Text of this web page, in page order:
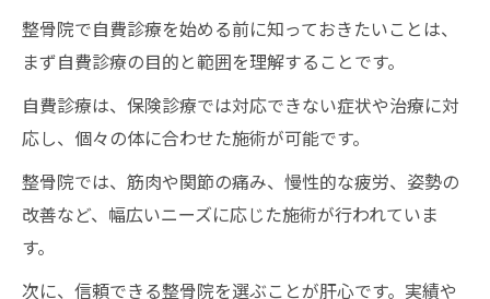
整骨院で自費診療を始める前に知っておきたいことは、
まず自費診療の目的と範囲を理解することです。
自費診療は、保険診療では対応できない症状や治療に対
応し、個々の体に合わせた施術が可能です。
整骨院では、筋肉や関節の痛み、慢性的な疲労、姿勢の
改善など、幅広いニーズに応じた施術が行われていま
す。
次に、信頼できる整骨院を選ぶことが肝心です。実績や